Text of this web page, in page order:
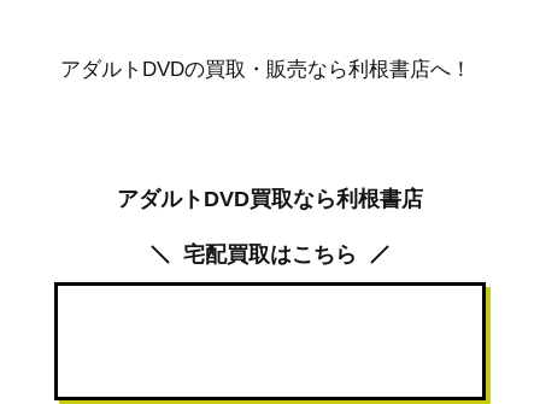
アダルトDVDの買取・販売なら利根書店へ！
アダルトDVD買取なら利根書店
宅配買取はこちら